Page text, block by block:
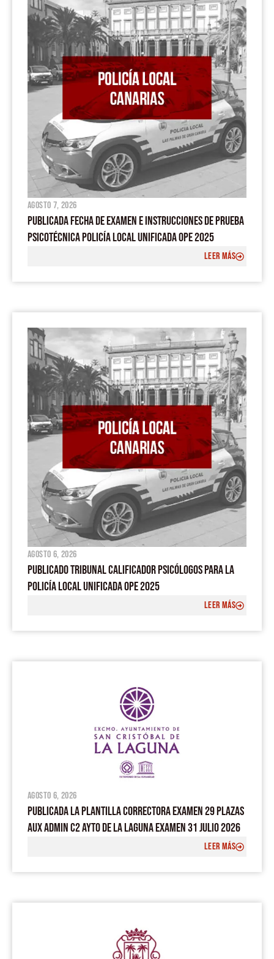
o
k
e
p
p
r
a
m
agosto 7, 2026
PUBLICADA FECHA DE EXAMEN E INSTRUCCIONES DE PRUEBA
PSICOTÉCNICA POLICÍA LOCAL UNIFICADA OPE 2025
LEER MÁS
agosto 6, 2026
PUBLICADO TRIBUNAL CALIFICADOR PSICÓLOGOS PARA LA
POLICÍA LOCAL UNIFICADA OPE 2025
LEER MÁS
agosto 6, 2026
PUBLICADA LA PLANTILLA CORRECTORA EXAMEN 29 PLAZAS
AUX ADMIN C2 AYTO DE LA LAGUNA EXAMEN 31 JULIO 2026
LEER MÁS